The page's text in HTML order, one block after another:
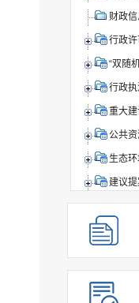
财政
行政
“双随
行政
重大
公共
生态
建议
组织
应急管
重点领